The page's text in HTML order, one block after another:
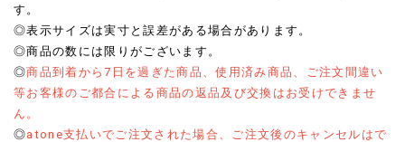
す。
◎表示サイズは実寸と誤差がある場合があります。
◎商品の数には限りがございます。
◎商品到着から7日を過ぎた商品、使用済み商品、ご注文間違い
等お客様のご都合による商品の返品及び交換はお受けできませ
ん。
◎atone支払いでご注文された場合、ご注文後のキャンセルはで